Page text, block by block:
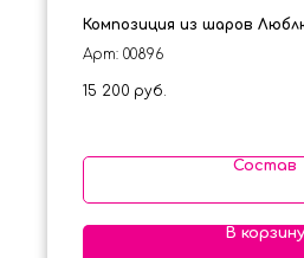
Композиция из шаров
Арт: 00896
15 200 руб.
Состав
В корзину